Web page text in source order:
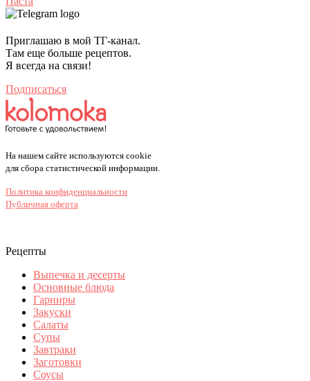
Приглашаю в мой ТГ-канал.
Там еще больше рецептов.
Я всегда на связи!
Подписаться
На нашем сайте используются cookie
для сбора статистической информации.
Политика конфиденциальности
Публичная оферта
Рецепты
Выпечка и десерты
Основные блюда
Гарниры
Закуски
Салаты
Супы
Завтраки
Заготовки
Соусы